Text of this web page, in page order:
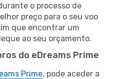
o processo de
preço para o seu voo
que encontrar um
ao seu orçamento.
do eDreams Prime
Prime, pode aceder a